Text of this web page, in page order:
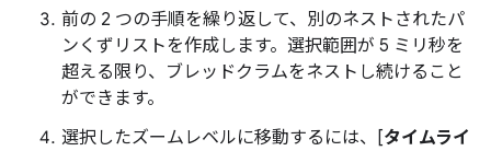
前の 2 つの手順を繰り返して、別のネストされたパ
ンくずリストを作成します。選択範囲が 5 ミリ秒を
超える限り、ブレッドクラムをネストし続けること
ができます。
選択したズームレベルに移動するには、[タイムライ